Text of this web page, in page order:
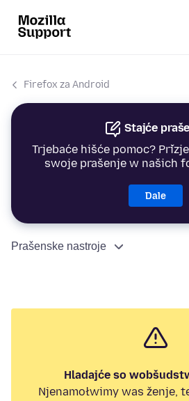
Firefox za Android
Stajće
Trjebaće hišće pomoc?
swoje prašenje w našich
Dale
Prašenske nastroje
Hladajće so
Njenamołwimy was ženje,